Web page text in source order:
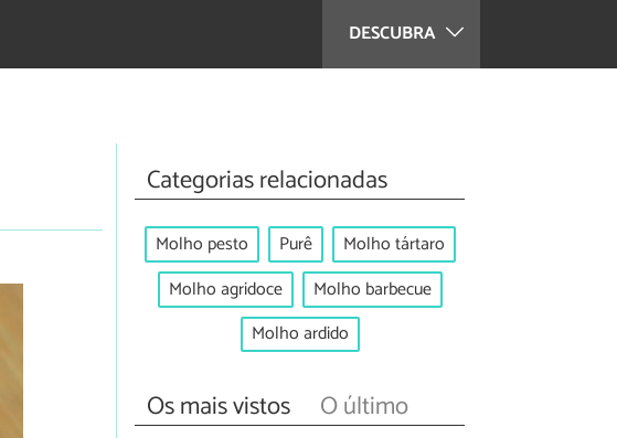
DESCUBRA
Categorias relacionadas
Molho pesto Purê
Molho tártaro
Molho agridoce
Molho barbecue
Molho ardido
Os mais vistos O último